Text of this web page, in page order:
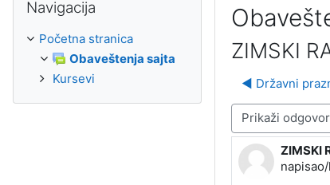
ZIMSKI
◀︎ Državni
Način prikazivanja
ZIMSKI
Broj
Navigacija
Početna stranica
Obaveštenja sajta
Kursevi